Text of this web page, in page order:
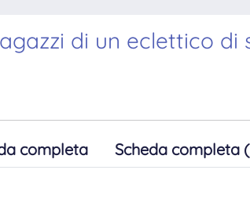
di un eclettico di
completa Scheda completa